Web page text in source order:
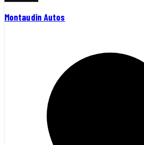
Montaudin Autos